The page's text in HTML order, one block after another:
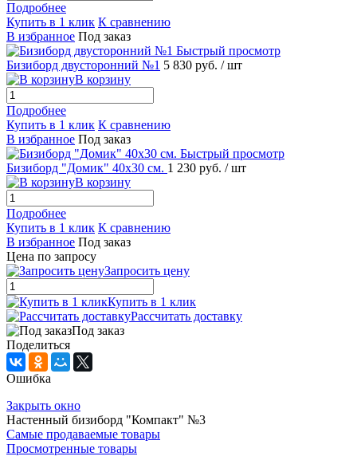
Подробнее
Купить в 1 клик К сравнению
В избранное Под заказ
Быстрый просмотр
Бизиборд двусторонний №1 5 830 руб. / шт
В корзину
Подробнее
Купить в 1 клик К сравнению
В избранное Под заказ
Быстрый просмотр
Бизиборд "Домик" 40х30 см. 1 230 руб. / шт
В корзину
Подробнее
Купить в 1 клик К сравнению
В избранное Под заказ
Цена по запросу
Запросить цену
Купить в 1 клик
Рассчитать доставку
Под заказ
Поделиться
Ошибка
Закрыть окно
Настенный бизиборд "Компакт" №3
Самые продаваемые товары
Просмотренные товары